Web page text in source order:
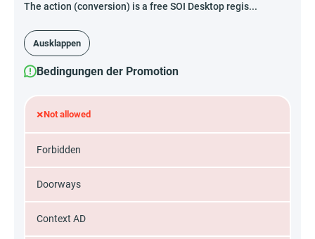
The action (conversion) is a free SOI Desktop regis...
Ausklappen
Bedingungen der Promotion
×Not allowed
Forbidden
Doorways
Context AD